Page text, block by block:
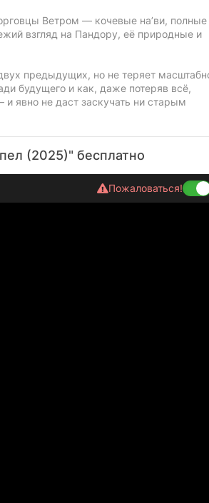
Ветром — кочевые на’ви, полные
взгляд на Пандору, её природные и
предыдущих, но не теряет
будущего и как, даже потеряв всё,
явно не даст заскучать ни старым
(2025)" бесплатно
Пожаловаться!